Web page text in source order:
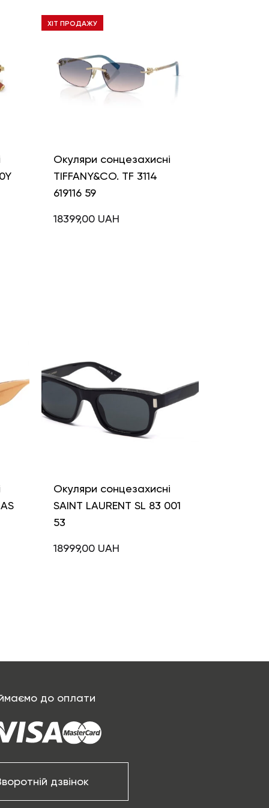
ХІТ ПРОДАЖУ
Окуляри сонцезахисні
TIFFANY&CO. TF 3114
619116 59
18399,00 UAH
Окуляри сонцезахисні
SAINT LAURENT SL 83 001
53
18999,00 UAH
до оплати
дзвінок